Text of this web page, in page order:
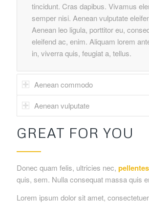
tincidunt. Cras dapibus. Vivamus
semper nisi. Aenean vulputate
Aenean leo ligula, porttitor eu,
eleifend ac, enim. Aliquam lorem
in, viverra quis, feugiat a, tellus.
Aenean commodo
Aenean vulputate
GREAT FOR YOU
Donec quam felis, ultricies nec,
quis, sem. Nulla consequat massa quis
Lorem ipsum dolor sit amet,